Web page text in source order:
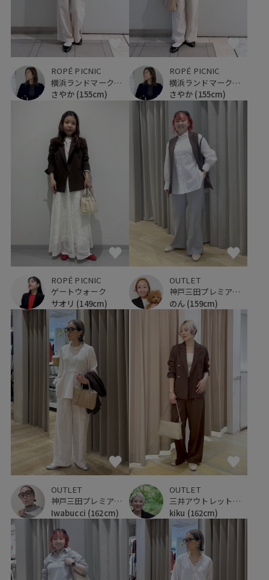
ROPÉ PICNIC
横浜ランドマークタワー
さやか (155cm)
ROPÉ PICNIC
横浜ランドマークタワー
さやか (155cm)
ROPÉ PICNIC
ゲートウォーク
サオリ (149cm)
OUTLET
神戸三田プレミアム・アウトレット
のん (159cm)
OUTLET
神戸三田プレミアム・アウトレット
Iwabucci (162cm)
OUTLET
三井アウトレットパーク 仙台港
kiku (162cm)